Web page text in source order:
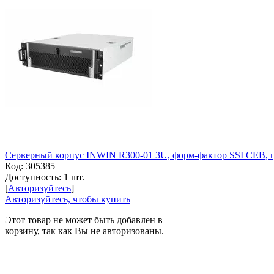
Серверный корпус INWIN R300-01 3U, форм-фактор SSI CEB,
Код: 305385
Доступность: 1 шт.
[Авторизуйтесь]
Авторизуйтесь, чтобы купить
Этот товар не может быть добавлен в
корзину, так как Вы не авторизованы.